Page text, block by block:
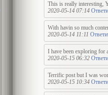
This is really interesting,
2020-05-14 07:14
With havin so much
2020-05-14 11:11
I have been exploring for
2020-05-15 06:32
Terrific post but I was
2020-05-15 10:34